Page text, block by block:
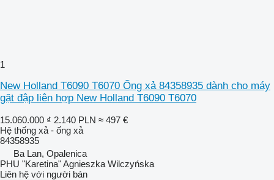
1
New Holland T6090 T6070 Ống xả 84358935 dành cho máy
gặt đập liên hợp New Holland T6090 T6070
15.060.000 ₫ 2.140 PLN ≈ 497 €
Hệ thống xả - ống xả
84358935
Ba Lan, Opalenica
PHU "Karetina" Agnieszka Wilczyńska
Liên hệ với người bán